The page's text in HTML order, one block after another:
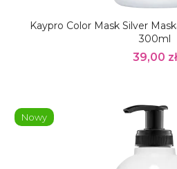
Kaypro Color Mask Silver
300ml
39,00 zł
Nowy